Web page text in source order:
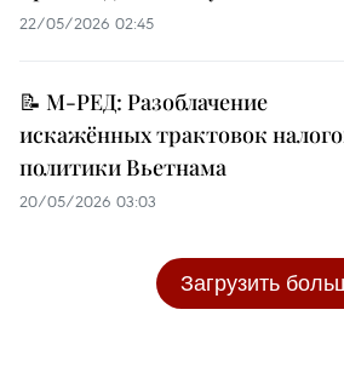
22/05/2026 02:45
📝 М-РЕД: Разоблачение
искажённых трактовок
политики Вьетнама
20/05/2026 03:03
Загрузить